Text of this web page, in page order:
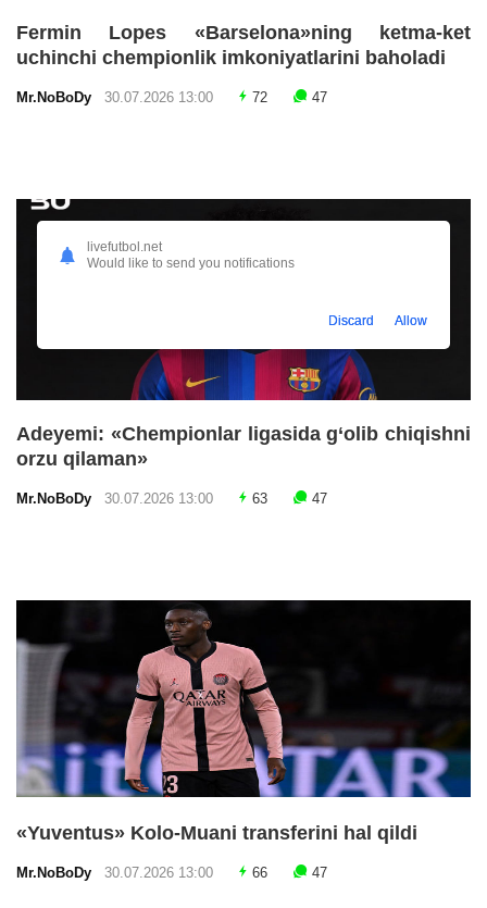
Fermin Lopes «Barselona»ning ketma-ket
uchinchi chempionlik imkoniyatlarini baholadi
Mr.NoBoDy 30.07.2026 13:00 72 47
Adeyemi: «Chempionlar ligasida g‘olib chiqishni
orzu qilaman»
Mr.NoBoDy 30.07.2026 13:00 63 47
«Yuventus» Kolo-Muani transferini hal qildi
Mr.NoBoDy 30.07.2026 13:00 66 47
livefutbol.net
Would like to send you notifications
Discard Allow